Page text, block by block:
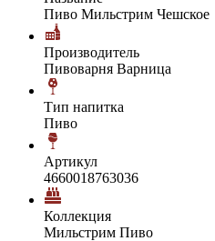
Пиво Мильстрим Чешское
Производитель
Пивоварня Варница
Тип напитка
Пиво
Артикул
4660018763036
Коллекция
Мильстрим Пиво